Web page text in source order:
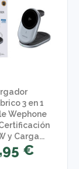
3 en 1
Wephone
y Carga...
€